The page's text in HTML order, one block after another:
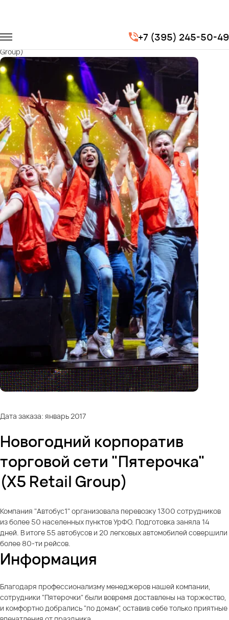
+7 (395) 245-50-49
Корпоративные перевозки
Новогодний корпоратив торговой сети "Пятерочка" (X5 Retail
Group)
Дата заказа: январь 2017
Новогодний корпоратив
торговой сети "Пятерочка"
(X5 Retail Group)
Компания "Автобус1" организовала перевозку 1300 сотрудников
из более 50 населенных пунктов УрФО. Подготовка заняла 14
дней. В итоге 55 автобусов и 20 легковых автомобилей совершили
более 80-ти рейсов.
Информация
Благодаря профессионализму менеджеров нашей компании,
сотрудники "Пятерочки" были вовремя доставлены на торжество,
и комфортно добрались "по домам", оставив себе только приятные